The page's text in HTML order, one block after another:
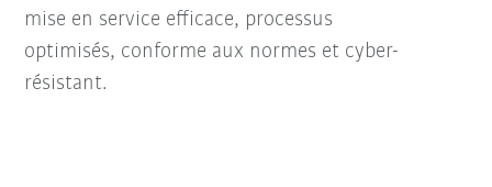
mise en service efficace, processus
optimisés, conforme aux normes et cyber-
résistant.